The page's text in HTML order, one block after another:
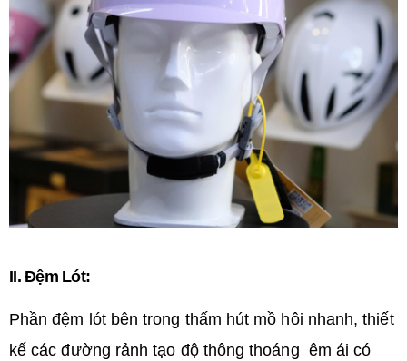
II. Đệm Lót:
Phần đệm lót bên trong thấm hút mồ hôi nhanh, thiết
kế các đường rảnh tạo độ thông thoáng êm ái có